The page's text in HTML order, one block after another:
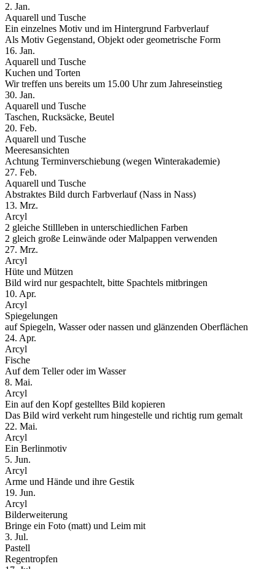
2. Jan.
Aquarell und Tusche
Ein einzelnes Motiv und im Hintergrund Farbverlauf
Als Motiv Gegenstand, Objekt oder geometrische Form
16. Jan.
Aquarell und Tusche
Kuchen und Torten
Wir treffen uns bereits um 15.00 Uhr zum Jahreseinstieg
30. Jan.
Aquarell und Tusche
Taschen, Rucksäcke, Beutel
20. Feb.
Aquarell und Tusche
Meeresansichten
Achtung Terminverschiebung (wegen Winterakademie)
27. Feb.
Aquarell und Tusche
Abstraktes Bild durch Farbverlauf (Nass in Nass)
13. Mrz.
Arcyl
2 gleiche Stillleben in unterschiedlichen Farben
2 gleich große Leinwände oder Malpappen verwenden
27. Mrz.
Arcyl
Hüte und Mützen
Bild wird nur gespachtelt, bitte Spachtels mitbringen
10. Apr.
Arcyl
Spiegelungen
auf Spiegeln, Wasser oder nassen und glänzenden Oberflächen
24. Apr.
Arcyl
Fische
Auf dem Teller oder im Wasser
8. Mai.
Arcyl
Ein auf den Kopf gestelltes Bild kopieren
Das Bild wird verkeht rum hingestelle und richtig rum gemalt
22. Mai.
Arcyl
Ein Berlinmotiv
5. Jun.
Arcyl
Arme und Hände und ihre Gestik
19. Jun.
Arcyl
Bilderweiterung
Bringe ein Foto (matt) und Leim mit
3. Jul.
Pastell
Regentropfen